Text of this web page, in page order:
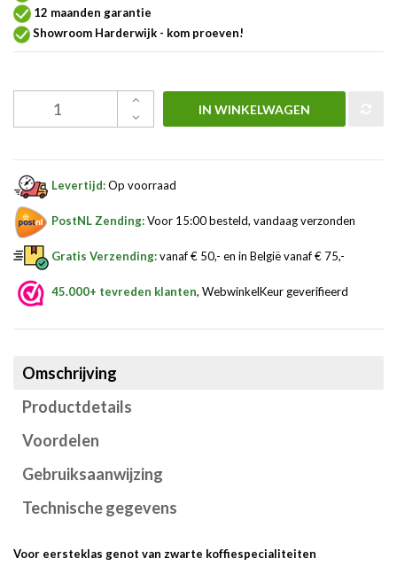
12 maanden garantie
Showroom Harderwijk - kom proeven!
IN WINKELWAGEN
Levertijd:Op voorraad
PostNL Zending:Voor 15:00 besteld, vandaag verzonden
Gratis Verzending:vanaf € 50,- en in België vanaf € 75,-
45.000+ tevreden klanten, WebwinkelKeur geverifieerd
Omschrijving
Productdetails
Voordelen
Gebruiksaanwijzing
Technische gegevens
Voor eersteklas genot van zwarte koffiespecialiteiten